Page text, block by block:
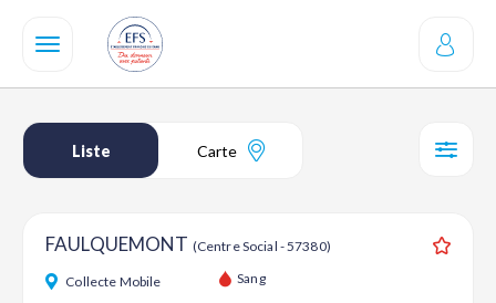
contenu
Liste Carte
FAULQUEMONT (Centre Social - 57380)
Collecte Mobile Sang